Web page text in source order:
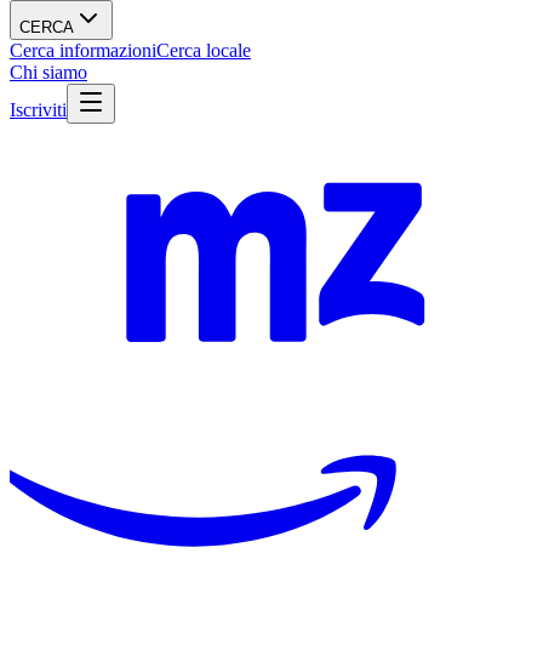
CERCA
Cerca informazioniCerca locale
Chi siamo
Iscriviti